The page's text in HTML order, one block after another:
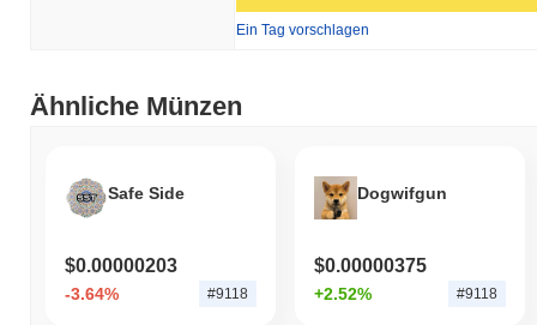
Ein Tag vorschlagen
Ähnliche Münzen
Safe Side
$0.00000203
-3.64% #9118
Dogwifgun
$0.00000375
+2.52% #9118